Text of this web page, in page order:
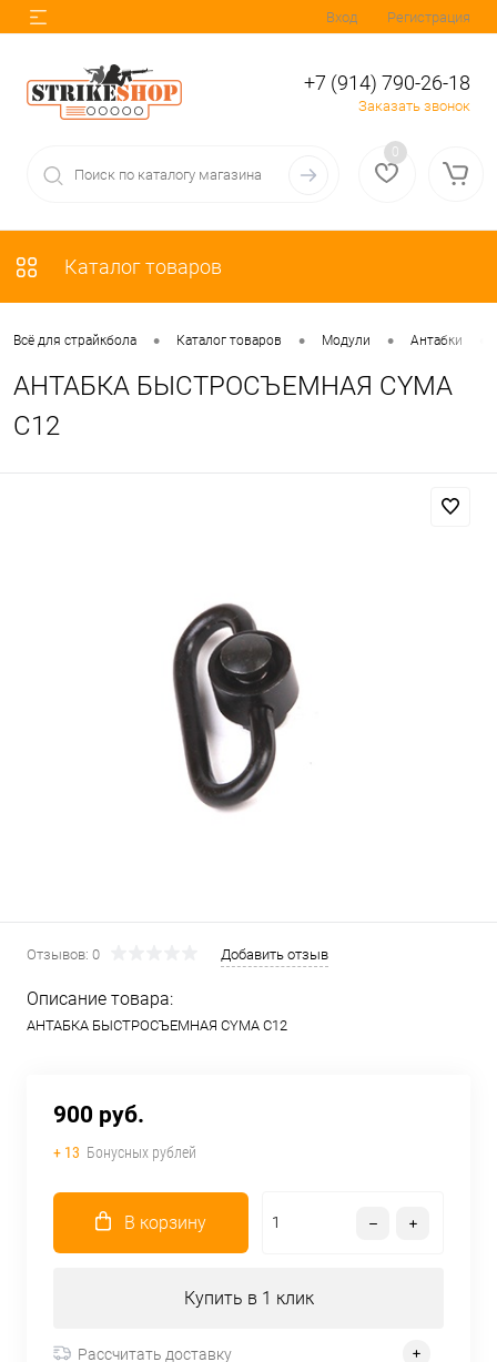
Вход Регистрация
+7 (914) 790-26-18
Заказать звонок
0
Каталог товаров
Всё для страйкбола • Каталог товаров • Модули • Антабки
АНТАБКА БЫСТРОСЪЕМНАЯ CYMA
C12
Отзывов: 0 Добавить отзыв
Описание товара:
АНТАБКА БЫСТРОСЪЕМНАЯ CYMA C12
900 руб.
+ 13 Бонусных рублей
В корзину
Купить в 1 клик
Рассчитать доставку